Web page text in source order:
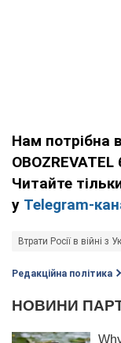
Нам потрібна
Читайте
у Telegram-
Втрати Росії в війні з
Редакційна політика